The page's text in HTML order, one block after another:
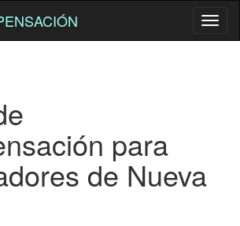
para
de Nueva